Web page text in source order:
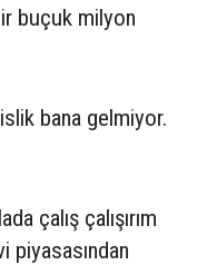
buçuk milyon
bana gelmiyor.
çalış çalışırım
piyasasından